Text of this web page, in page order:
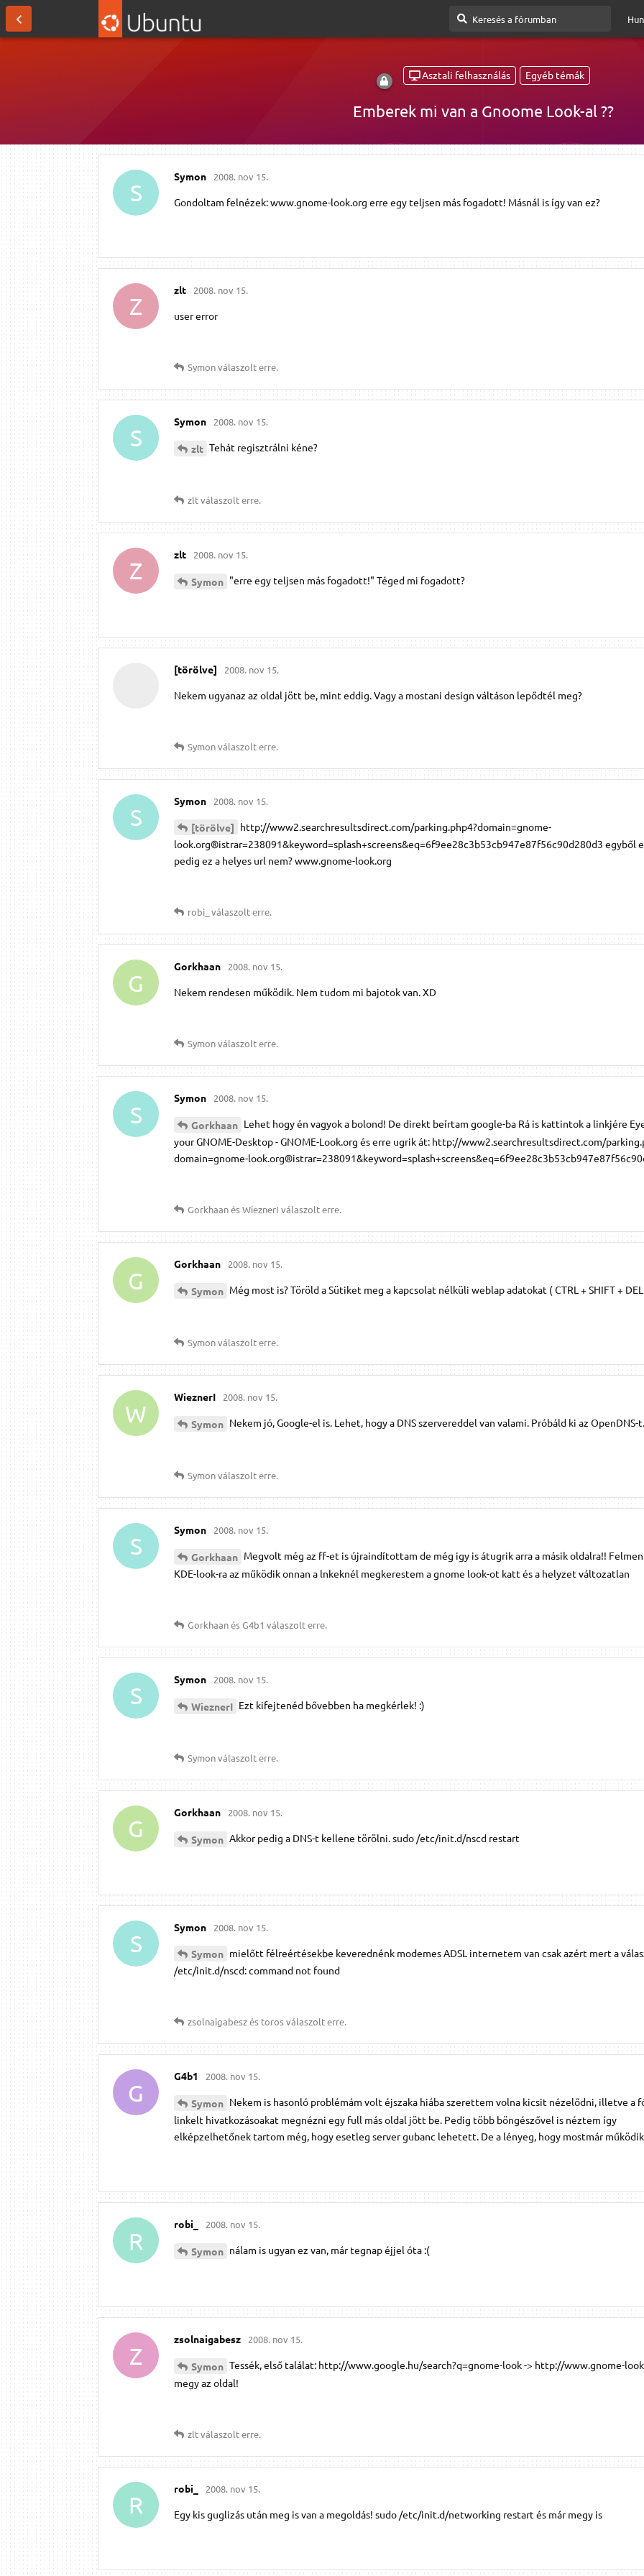
Asztali felhasználás Egyéb témák
Emberek mi van a Gnoome Look-al ??
S
Symon 2008. nov 15.
Gondoltam felnézek: www.gnome-look.org erre egy teljsen más fogadott! Másnál is így van ez?
Z
zlt 2008. nov 15.
user error
Symonválaszolt erre.
S
Symon 2008. nov 15.
zlt Tehát regisztrálni kéne?
zltválaszolt erre.
Z
zlt 2008. nov 15.
Symon "erre egy teljsen más fogadott!" Téged mi fogadott?
[törölve] 2008. nov 15.
Nekem ugyanaz az oldal jött be, mint eddig. Vagy a mostani design váltáson lepődtél meg?
Symonválaszolt erre.
S
Symon 2008. nov 15.
[törölve] http://www2.searchresultsdirect.com/parking.php4?domain=gnome-
look.org®istrar=238091&keyword=splash+screens&eq=6f9ee28c3b53cb947e87f56c90d280d3 egyből
pedig ez a helyes url nem? www.gnome-look.org
robi_ válaszolt erre.
G
Gorkhaan 2008. nov 15.
Nekem rendesen működik. Nem tudom mi bajotok van. XD
Symonválaszolt erre.
S
Symon 2008. nov 15.
Gorkhaan Lehet hogy én vagyok a bolond! De direkt beírtam google-ba Rá is kattintok a linkjére
your GNOME-Desktop - GNOME-Look.org és erre ugrik át: http://www2.searchresultsdirect.com/
domain=gnome-
GorkhaanésWieznerI válaszolt erre.
G
Gorkhaan 2008. nov 15.
Symon Még most is? Töröld a Sütiket meg a kapcsolat nélküli weblap adatokat ( CTRL + SHIFT +
Symonválaszolt erre.
W
WieznerI 2008. nov 15.
Symon Nekem jó, Google-el is. Lehet, hogy a DNS szervereddel van valami. Próbáld ki az OpenDNS-t.
Symonválaszolt erre.
S
Symon 2008. nov 15.
Gorkhaan Megvolt még az ff-et is újraindítottam de még igy is átugrik arra a másik oldalra!!
KDE-look-ra az működik onnan a lnkeknél megkerestem a gnome look-ot katt és a helyzet változatlan
GorkhaanésG4b1 válaszolt erre.
S
Symon 2008. nov 15.
WieznerI Ezt kifejtenéd bővebben ha megkérlek! :)
Symonválaszolt erre.
G
Gorkhaan 2008. nov 15.
Symon Akkor pedig a DNS-t kellene törölni. sudo /etc/init.d/nscd restart
S
Symon 2008. nov 15.
Symon mielőtt félreértésekbe keverednénk modemes ADSL internetem van csak azért mert a
/etc/init.d/nscd: command not found
zsolnaigabeszés torosválaszolt erre.
G
G4b1 2008. nov 15.
Symon Nekem is hasonló problémám volt éjszaka hiába szerettem volna kicsit nézelődni, illetve a
linkelt hivatkozásoakat megnézni egy full más oldal jött be. Pedig több böngészővel is néztem így
elképzelhetőnek tartom még, hogy esetleg server gubanc lehetett. De a lényeg, hogy mostmár
R
robi_ 2008. nov 15.
Symon nálam is ugyan ez van, már tegnap éjjel óta :(
Z
zsolnaigabesz 2008. nov 15.
Symon Tessék, első találat: http://www.google.hu/search?q=gnome-look -> http://www.gnome-
megy az oldal!
zltválaszolt erre.
R
robi_ 2008. nov 15.
Egy kis guglizás után meg is van a megoldás! sudo /etc/init.d/networking restart és már megy is